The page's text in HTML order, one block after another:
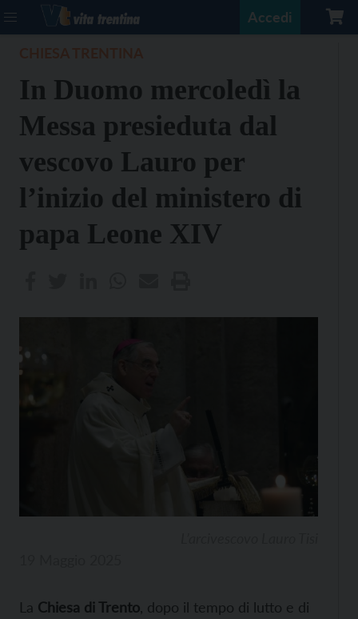
Accedi
In Duomo mercoledì la
Messa presieduta dal
vescovo Lauro per
l’inizio del ministero di
papa Leone XIV
La Chiesa di Trento , dopo il tempo di lutto e di